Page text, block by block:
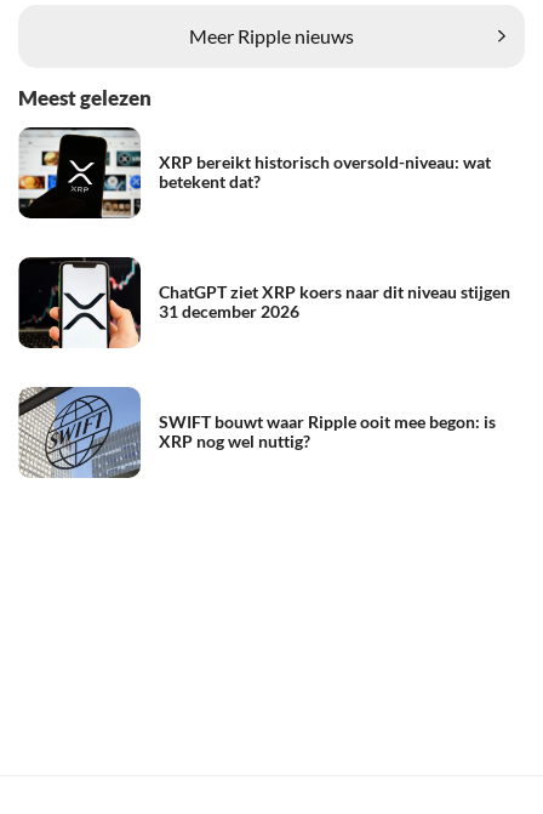
Meer Ripple nieuws
Meest gelezen
XRP bereikt historisch oversold-niveau: wat
betekent dat?
ChatGPT ziet XRP koers naar dit niveau stijgen
31 december 2026
SWIFT bouwt waar Ripple ooit mee begon: is
XRP nog wel nuttig?